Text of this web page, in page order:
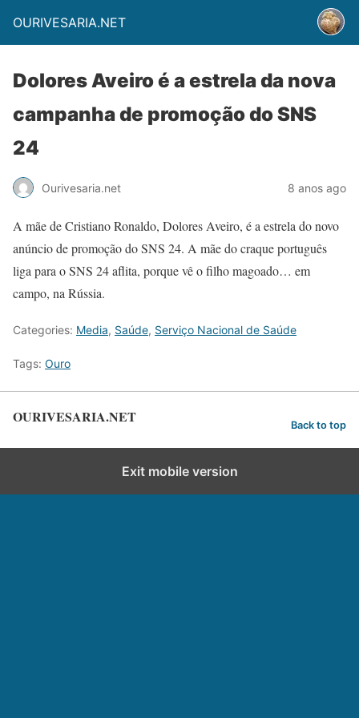
OURIVESARIA.NET
Dolores Aveiro é a estrela da nova
campanha de promoção do SNS
24
Ourivesaria.net 8 anos ago
A mãe de Cristiano Ronaldo, Dolores Aveiro, é a estrela do novo
anúncio de promoção do SNS 24. A mãe do craque português
liga para o SNS 24 aflita, porque vê o filho magoado… em
campo, na Rússia.
Categories: Media, Saúde, Serviço Nacional de Saúde
Tags: Ouro
OURIVESARIA.NET Back to top
Exit mobile version